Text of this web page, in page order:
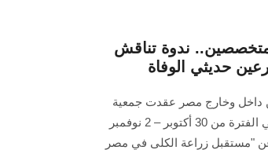
ندوة تناقش
حديثي الوفاة
داخل وخارج مصر عقدت جمعية
المسالك البولية المصرية مؤتمرها السنوي الـ 57، في الفترة من 30 أكتوبر – 2 نوفمبر
عن "مستقبل زراعة الكلى في مصر